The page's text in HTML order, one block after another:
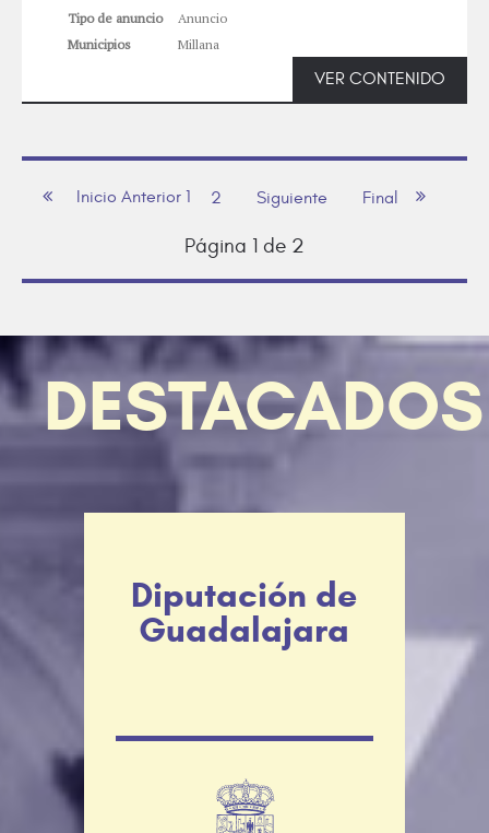
Tipo de anuncio
Anuncio
Municipios
Millana
VER CONTENIDO
Inicio Anterior 1 2 Siguiente Final
Página 1 de 2
DESTACADOS
Diputación de
Guadalajara